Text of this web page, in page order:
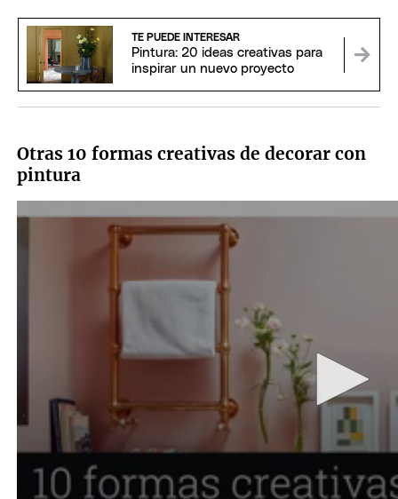
TE PUEDE INTERESAR
Pintura: 20 ideas creativas para
inspirar un nuevo proyecto
Otras 10 formas creativas de decorar con
pintura